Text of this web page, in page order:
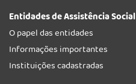
Entidades de Assistência Social
O papel das entidades
Informações importantes
Instituições cadastradas